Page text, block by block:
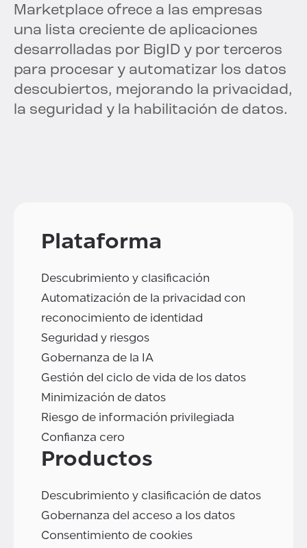
Marketplace ofrece a las empresas
una lista creciente de aplicaciones
desarrolladas por BigID y por terceros
para procesar y automatizar los datos
descubiertos, mejorando la privacidad,
la seguridad y la habilitación de datos.
Plataforma
Descubrimiento y clasificación
Automatización de la privacidad con
reconocimiento de identidad
Seguridad y riesgos
Gobernanza de la IA
Gestión del ciclo de vida de los datos
Minimización de datos
Riesgo de información privilegiada
Confianza cero
Productos
Descubrimiento y clasificación de datos
Gobernanza del acceso a los datos
Consentimiento de cookies